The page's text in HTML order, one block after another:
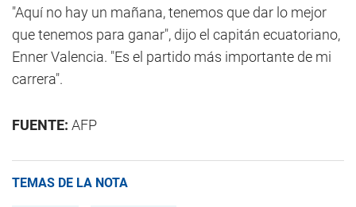
"Aquí no hay un mañana, tenemos que dar lo mejor
que tenemos para ganar", dijo el capitán ecuatoriano,
Enner Valencia. "Es el partido más importante de mi
carrera".
FUENTE: AFP
TEMAS DE LA NOTA